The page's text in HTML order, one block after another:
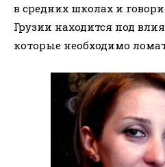
в средних школах и
Грузии находится под
которые необходимо